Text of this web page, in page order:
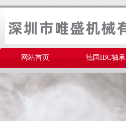
网站首页 德国IBC轴承
美国THOMSON轴承